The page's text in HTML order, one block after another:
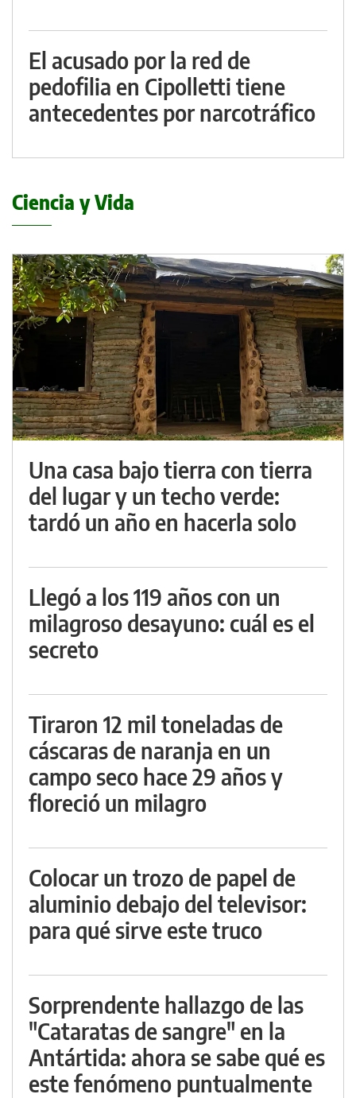
El acusado por la red de
pedofilia en Cipolletti tiene
antecedentes por narcotráfico
Ciencia y Vida
Una casa bajo tierra con tierra
del lugar y un techo verde:
tardó un año en hacerla solo
Llegó a los 119 años con un
milagroso desayuno: cuál es el
secreto
Tiraron 12 mil toneladas de
cáscaras de naranja en un
campo seco hace 29 años y
floreció un milagro
Colocar un trozo de papel de
aluminio debajo del televisor:
para qué sirve este truco
Sorprendente hallazgo de las
"Cataratas de sangre" en la
Antártida: ahora se sabe qué es
este fenómeno puntualmente